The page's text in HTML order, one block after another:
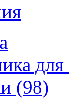
(98)